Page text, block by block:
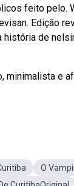
feito pelo.
Edição
de
minimalista e
O